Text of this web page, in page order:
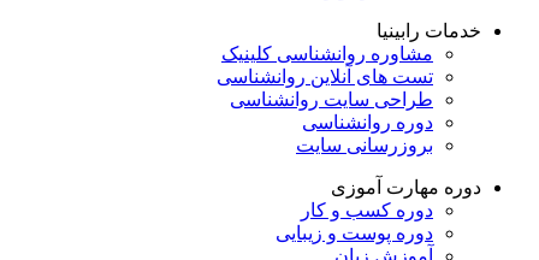
خدمات رابینیا
مشاوره روانشناسی کلینیک
تست های آنلاین روانشناسی
طراحی سایت روانشناسی
دوره روانشناسی
بروزرسانی سایت
دوره مهارت آموزی
دوره کسب و کار
دوره پوست و زیبایی
آموزش زبان